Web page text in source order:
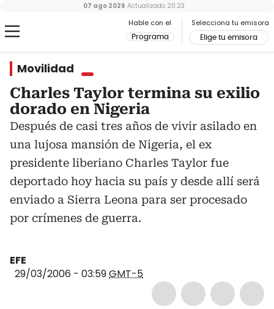
Hable con el
Programa
Selecciona tu emisora
Elige tu emisora
07 ago 2026 Actualizado 20:23
Movilidad
Charles Taylor termina su exilio
dorado en Nigeria
Después de casi tres años de vivir asilado en
una lujosa mansión de Nigeria, el ex
presidente liberiano Charles Taylor fue
deportado hoy hacia su país y desde allí será
enviado a Sierra Leona para ser procesado
por crímenes de guerra.
EFE
29/03/2006 - 03:59GMT-5